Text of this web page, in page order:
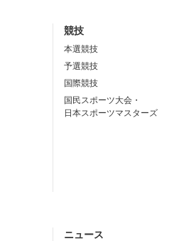
競技
本選競技
予選競技
国際競技
国民スポーツ大会・
日本スポーツマスターズ
ニュース